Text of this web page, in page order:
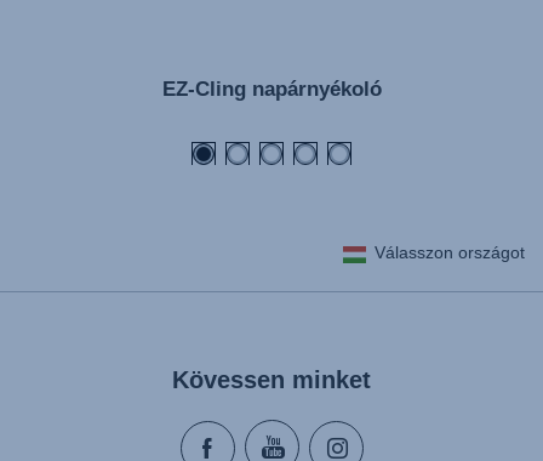
EZ-Cling napárnyékoló
Válasszon országot
Kövessen minket